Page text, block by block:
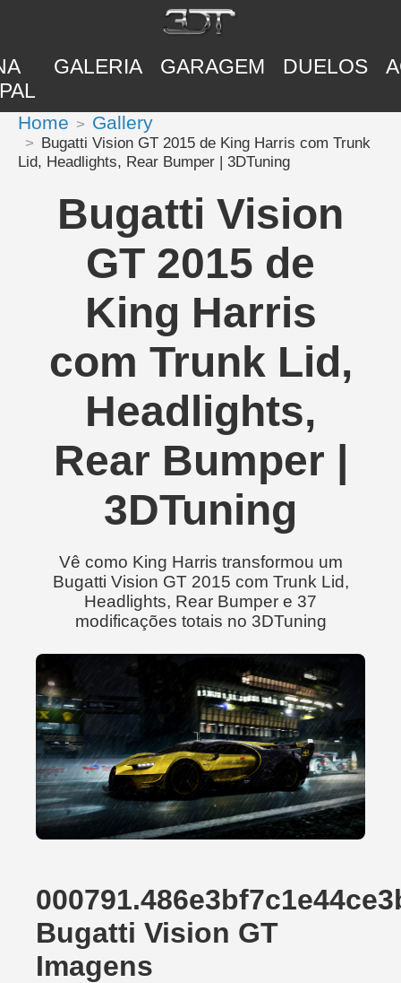
GALERIA GARAGEM DUELOS
Home Gallery
Bugatti Vision GT 2015 de King Harris com Trunk
Lid, Headlights, Rear Bumper | 3DTuning
Bugatti Vision
GT 2015 de
King Harris
com Trunk Lid,
Headlights,
Rear Bumper |
3DTuning
Vê como King Harris transformou um
Bugatti Vision GT 2015 com Trunk Lid,
Headlights, Rear Bumper e 37
modificações totais no 3DTuning
Bugatti Vision GT
Imagens